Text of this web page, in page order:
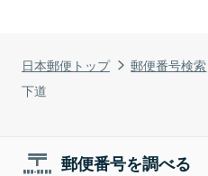
日本郵便トップ 郵便番号検索
下道
郵便番号を調べる